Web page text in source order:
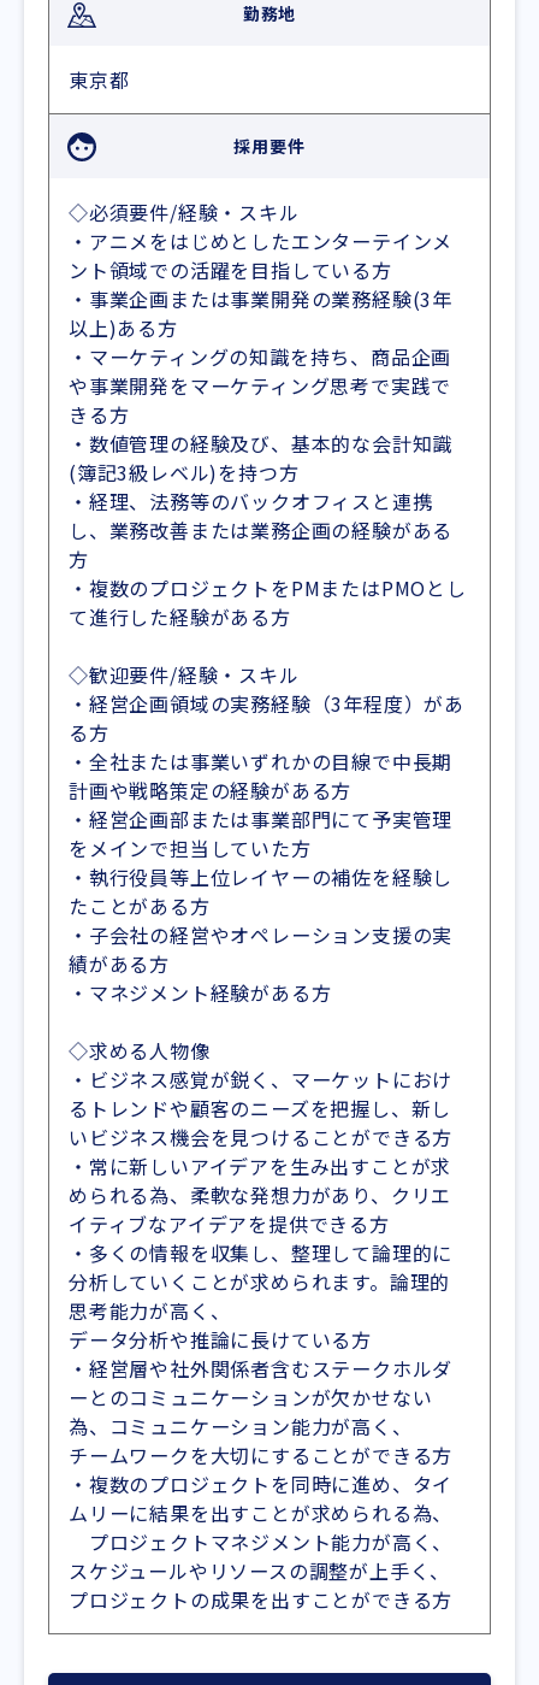
勤務地
東京都
採用要件
◇必須要件/経験・スキル
・アニメをはじめとしたエンターテインメ
ント領域での活躍を目指している方
・事業企画または事業開発の業務経験(3年
以上)ある方
・マーケティングの知識を持ち、商品企画
や事業開発をマーケティング思考で実践で
きる方
・数値管理の経験及び、基本的な会計知識
(簿記3級レベル)を持つ方
・経理、法務等のバックオフィスと連携
し、業務改善または業務企画の経験がある
方
・複数のプロジェクトをPMまたはPMOとし
て進行した経験がある方
◇歓迎要件/経験・スキル
・経営企画領域の実務経験（3年程度）があ
る方
・全社または事業いずれかの目線で中長期
計画や戦略策定の経験がある方
・経営企画部または事業部門にて予実管理
をメインで担当していた方
・執行役員等上位レイヤーの補佐を経験し
たことがある方
・子会社の経営やオペレーション支援の実
績がある方
・マネジメント経験がある方
◇求める人物像
・ビジネス感覚が鋭く、マーケットにおけ
るトレンドや顧客のニーズを把握し、新し
いビジネス機会を見つけることができる方
・常に新しいアイデアを生み出すことが求
められる為、柔軟な発想力があり、クリエ
イティブなアイデアを提供できる方
・多くの情報を収集し、整理して論理的に
分析していくことが求められます。論理的
思考能力が高く、
データ分析や推論に長けている方
・経営層や社外関係者含むステークホルダ
ーとのコミュニケーションが欠かせない
為、コミュニケーション能力が高く、
チームワークを大切にすることができる方
・複数のプロジェクトを同時に進め、タイ
ムリーに結果を出すことが求められる為、
プロジェクトマネジメント能力が高く、
スケジュールやリソースの調整が上手く、
プロジェクトの成果を出すことができる方